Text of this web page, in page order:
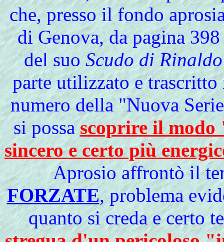
che, presso il fondo
di Genova, da pagina
del suoScudo di Rinaldo
parte utilizzato e
numero della "Nuova
si possascoprire il modo
sincero e certo più
Aprosio affrontò il
FORZATE, problema
quanto si creda e certo